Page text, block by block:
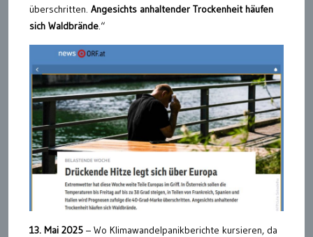
überschritten. Angesichts anhaltender Trockenheit häufen
sich Waldbrände.“
13. Mai 2025 – Wo Klimawandelpanikberichte kursieren, da